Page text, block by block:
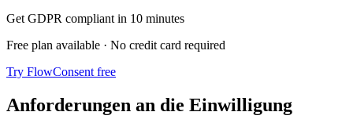
Get GDPR compliant in 10 minutes
Free plan available · No credit card required
Try FlowConsent free
Anforderungen an die Einwilligung